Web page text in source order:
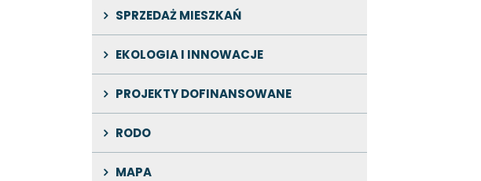
SPRZEDAŻ MIESZKAŃ
EKOLOGIA I INNOWACJE
PROJEKTY DOFINANSOWANE
RODO
MAPA